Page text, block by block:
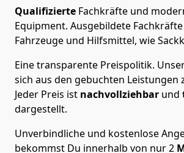
Qualifizierte Fachkräfte und
Equipment. Ausgebildete
Fahrzeuge und Hilfsmittel, wie
Eine transparente Preispolitik.
sich aus den gebuchten Leistungen
Jeder Preis ist nachvollziehbar und
dargestellt.
Unverbindliche und kostenlose
bekommst Du innerhalb von nur2